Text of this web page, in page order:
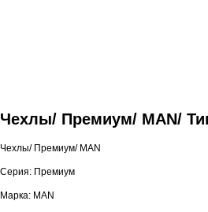
Чехлы/ Премиум/ MAN/
Чехлы/ Премиум/ MAN
Серия: Премиум
Марка: MAN